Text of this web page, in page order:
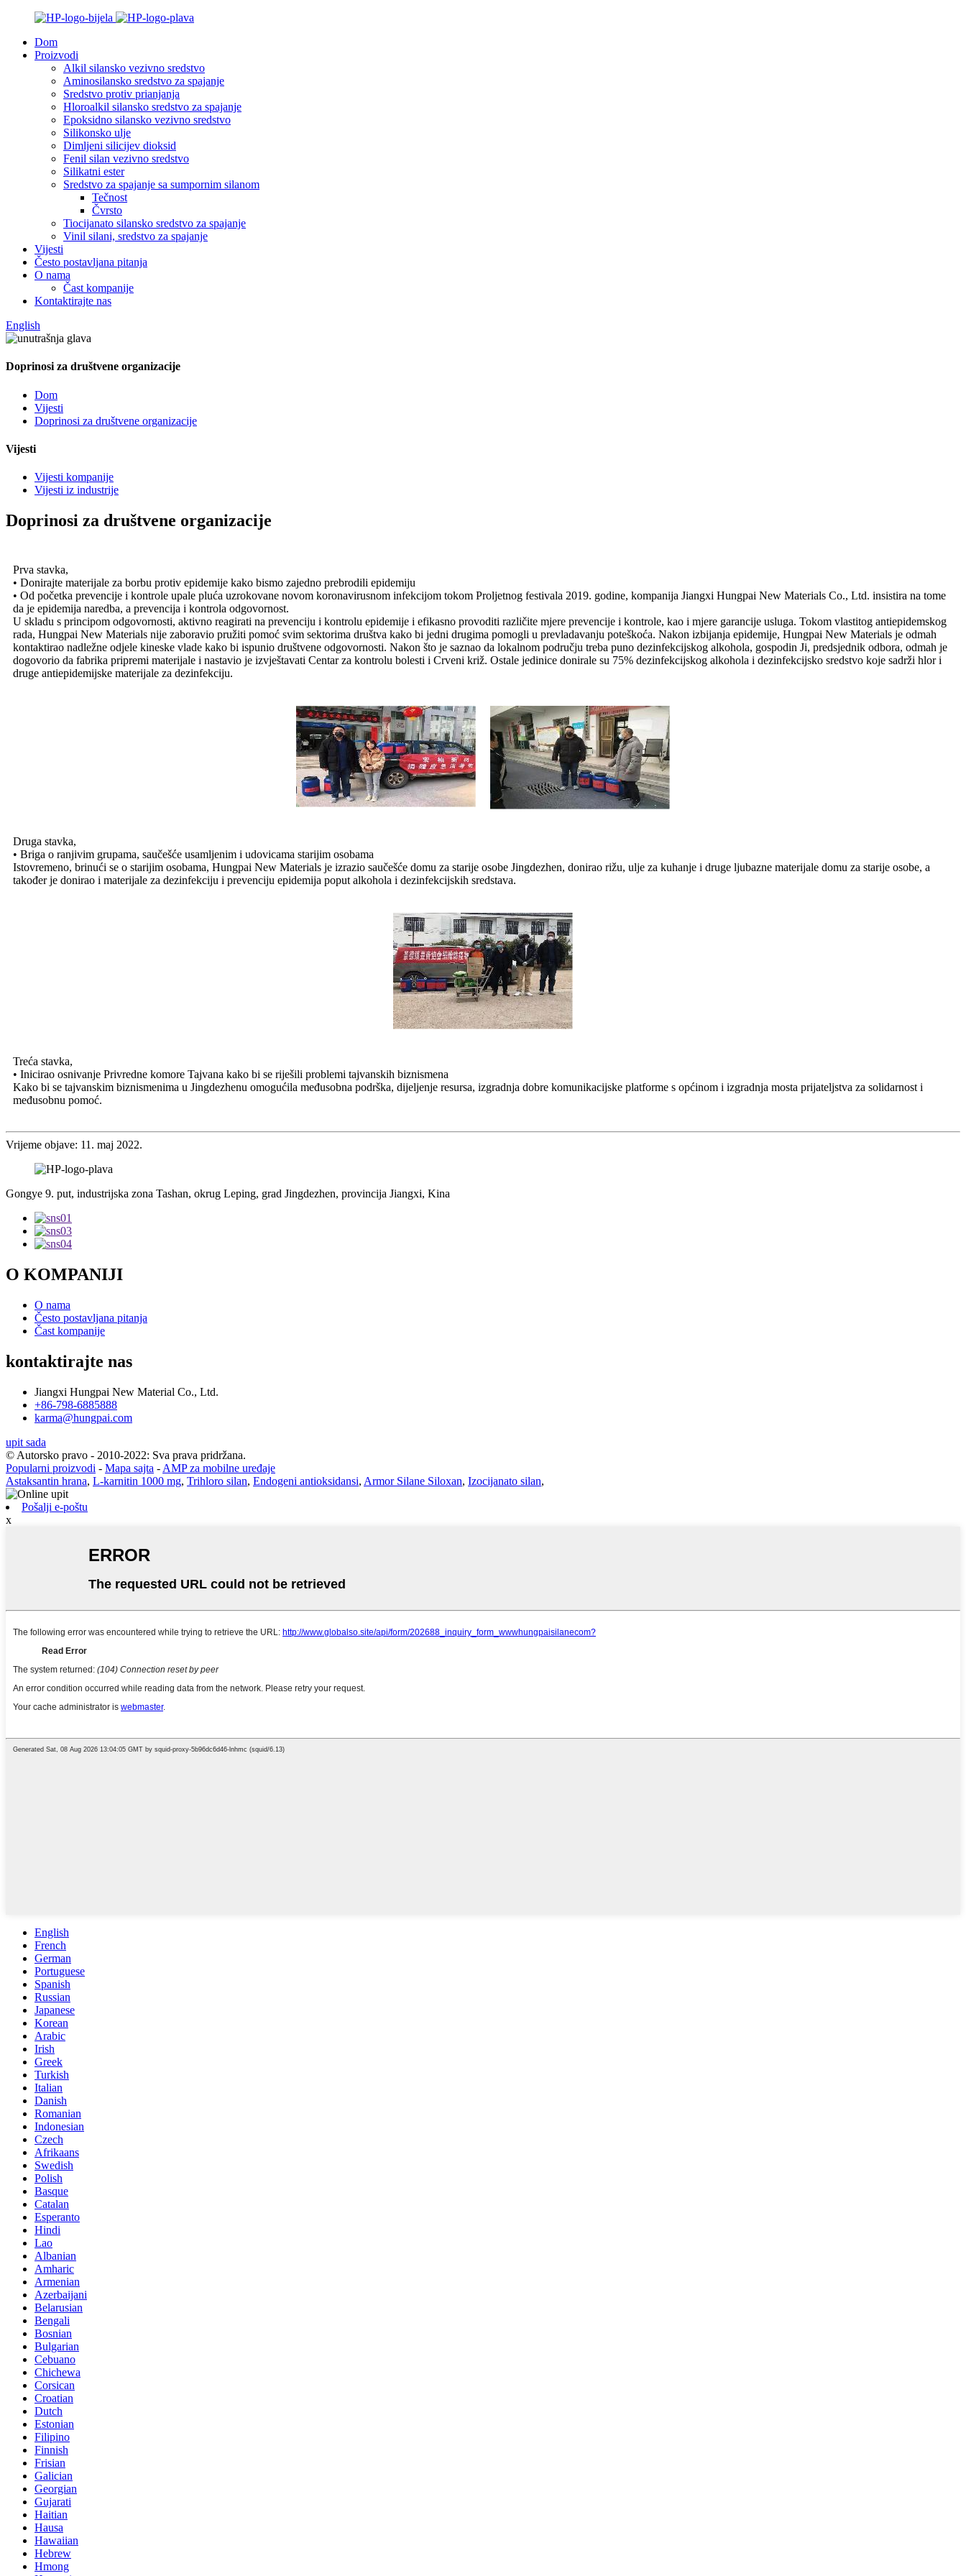
Dom
Proizvodi
Alkil silansko vezivno sredstvo
Aminosilansko sredstvo za spajanje
Sredstvo protiv prianjanja
Hloroalkil silansko sredstvo za spajanje
Epoksidno silansko vezivno sredstvo
Silikonsko ulje
Dimljeni silicijev dioksid
Fenil silan vezivno sredstvo
Silikatni ester
Sredstvo za spajanje sa sumpornim silanom
Tečnost
Čvrsto
Tiocijanato silansko sredstvo za spajanje
Vinil silani, sredstvo za spajanje
Vijesti
Često postavljana pitanja
O nama
Čast kompanije
Kontaktirajte nas
English
Doprinosi za društvene organizacije
Dom
Vijesti
Doprinosi za društvene organizacije
Vijesti
Vijesti kompanije
Vijesti iz industrije
Doprinosi za društvene organizacije
Prva stavka,
• Donirajte materijale za borbu protiv epidemije kako bismo zajedno prebrodili epidemiju
• Od početka prevencije i kontrole upale pluća uzrokovane novom koronavirusnom infekcijom tokom Proljetnog festivala 2019. godine, kompanija Jiangxi Hungpai New Materials Co., Ltd. insistira na tome
da je epidemija naredba, a prevencija i kontrola odgovornost.
U skladu s principom odgovornosti, aktivno reagirati na prevenciju i kontrolu epidemije i efikasno provoditi različite mjere prevencije i kontrole, kao i mjere garancije usluga. Tokom vlastitog antiepidemskog
rada, Hungpai New Materials nije zaboravio pružiti pomoć svim sektorima društva kako bi jedni drugima pomogli u prevladavanju poteškoća. Nakon izbijanja epidemije, Hungpai New Materials je odmah
kontaktirao nadležne odjele kineske vlade kako bi ispunio društvene odgovornosti. Nakon što je saznao da lokalnom području treba puno dezinfekcijskog alkohola, gospodin Ji, predsjednik odbora, odmah je
dogovorio da fabrika pripremi materijale i nastavio je izvještavati Centar za kontrolu bolesti i Crveni križ. Ostale jedinice donirale su 75% dezinfekcijskog alkohola i dezinfekcijsko sredstvo koje sadrži hlor i
druge antiepidemijske materijale za dezinfekciju.
Druga stavka,
• Briga o ranjivim grupama, saučešće usamljenim i udovicama starijim osobama
Istovremeno, brinući se o starijim osobama, Hungpai New Materials je izrazio saučešće domu za starije osobe Jingdezhen, donirao rižu, ulje za kuhanje i druge ljubazne materijale domu za starije osobe, a
također je donirao i materijale za dezinfekciju i prevenciju epidemija poput alkohola i dezinfekcijskih sredstava.
Treća stavka,
• Inicirao osnivanje Privredne komore Tajvana kako bi se riješili problemi tajvanskih biznismena
Kako bi se tajvanskim biznismenima u Jingdezhenu omogućila međusobna podrška, dijeljenje resursa, izgradnja dobre komunikacijske platforme s općinom i izgradnja mosta prijateljstva za solidarnost i
međusobnu pomoć.
Vrijeme objave: 11. maj 2022.
Gongye 9. put, industrijska zona Tashan, okrug Leping, grad Jingdezhen, provincija Jiangxi, Kina
O KOMPANIJI
O nama
Često postavljana pitanja
Čast kompanije
kontaktirajte nas
Jiangxi Hungpai New Material Co., Ltd.
+86-798-6885888
karma@hungpai.com
upit sada
© Autorsko pravo - 2010-2022: Sva prava pridržana.
Popularni proizvodi - Mapa sajta - AMP za mobilne uređaje
Astaksantin hrana, L-karnitin 1000 mg, Trihloro silan, Endogeni antioksidansi, Armor Silane Siloxan, Izocijanato silan,
Pošalji e-poštu
x
English
French
German
Portuguese
Spanish
Russian
Japanese
Korean
Arabic
Irish
Greek
Turkish
Italian
Danish
Romanian
Indonesian
Czech
Afrikaans
Swedish
Polish
Basque
Catalan
Esperanto
Hindi
Lao
Albanian
Amharic
Armenian
Azerbaijani
Belarusian
Bengali
Bosnian
Bulgarian
Cebuano
Chichewa
Corsican
Croatian
Dutch
Estonian
Filipino
Finnish
Frisian
Galician
Georgian
Gujarati
Haitian
Hausa
Hawaiian
Hebrew
Hmong